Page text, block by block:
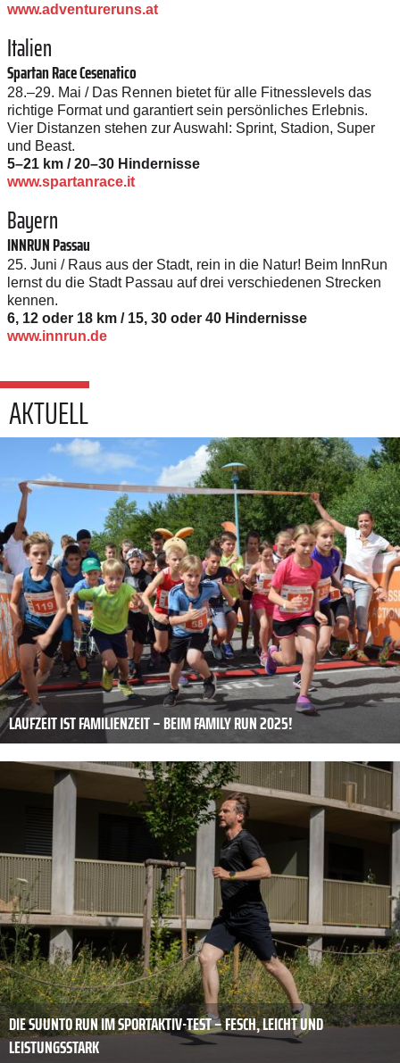
www.adventureruns.at
Italien
Spartan Race Cesenatico
28.–29. Mai / Das Rennen bietet für alle Fitnesslevels das
richtige Format und garantiert sein persönliches Erlebnis.
Vier Distanzen stehen zur Auswahl: Sprint, Stadion, Super
und Beast.
5–21 km / 20–30 Hindernisse
www.spartanrace.it
Bayern
INNRUN Passau
25. Juni / Raus aus der Stadt, rein in die Natur! Beim InnRun
lernst du die Stadt Passau auf drei verschiedenen Strecken
kennen.
6, 12 oder 18 km / 15, 30 oder 40 Hindernisse
www.innrun.de
AKTUELL
LAUFZEIT IST FAMILIENZEIT – BEIM FAMILY RUN 2025!
DIE SUUNTO RUN IM SPORTAKTIV-TEST – FESCH, LEICHT UND
LEISTUNGSSTARK